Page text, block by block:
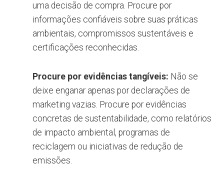
uma decisão de compra. Procure por
informações confiáveis sobre suas práticas
ambientais, compromissos sustentáveis e
certificações reconhecidas.
Procure por evidências tangíveis: Não se
deixe enganar apenas por declarações de
marketing vazias. Procure por evidências
concretas de sustentabilidade, como relatórios
de impacto ambiental, programas de
reciclagem ou iniciativas de redução de
emissões.